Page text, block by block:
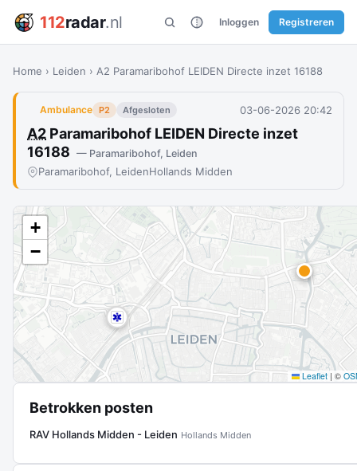
112radar.nl Inloggen Registreren
Home › Leiden › A2 Paramaribohof LEIDEN Directe inzet 16188
Ambulance P2 Afgesloten 03-06-2026 20:42
A2 Paramaribohof LEIDEN Directe inzet
16188 — Paramaribohof, Leiden
Paramaribohof, LeidenHollands Midden
+
−
Leaflet | ©
Betrokken posten
RAV Hollands Midden - Leiden Hollands Midden